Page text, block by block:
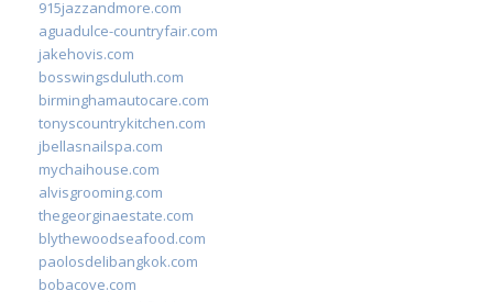
915jazzandmore.com
aguadulce-countryfair.com
jakehovis.com
bosswingsduluth.com
birminghamautocare.com
tonyscountrykitchen.com
jbellasnailspa.com
mychaihouse.com
alvisgrooming.com
thegeorginaestate.com
blythewoodseafood.com
paolosdelibangkok.com
bobacove.com